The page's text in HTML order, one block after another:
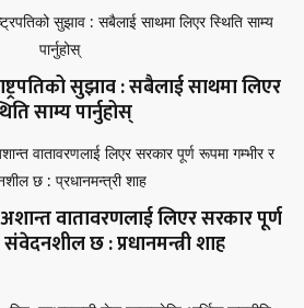
सुझाव : सबैलाई साथमा लिएर
साम्य पार्नुहोस्
अशान्त वातावरणलाई लिएर सरकार पूर्ण
छ : प्रधानमन्त्री शाह